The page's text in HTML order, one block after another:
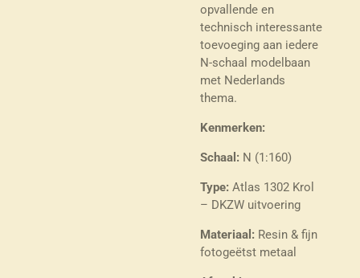
opvallende en
technisch interessante
toevoeging aan iedere
N-schaal modelbaan
met Nederlands
thema.
Kenmerken:
Schaal: N (1:160)
Type: Atlas 1302 Krol
– DKZW uitvoering
Materiaal: Resin & fijn
fotogeëtst metaal